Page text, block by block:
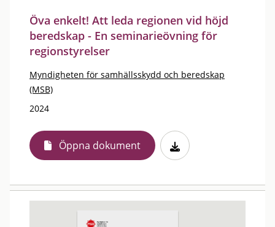
Öva enkelt! Att leda regionen vid höjd
beredskap - En seminarieövning för
regionstyrelser
Myndigheten för samhällsskydd och beredskap
(MSB)
2024
Öppna dokument